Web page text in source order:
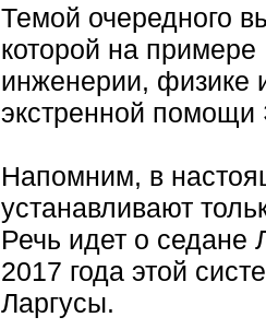
Темой очередного
которой на
инженерии, физике
экстренной
Напомним, в
устанавливают
Речь идет о
2017 года этой
Ларгусы.